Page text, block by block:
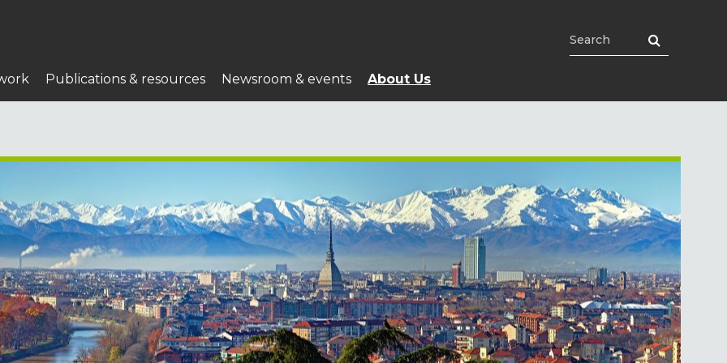
Publications & resources Newsroom & events About Us